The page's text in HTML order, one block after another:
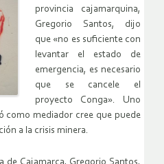
provincia cajamarquina,
Gregorio Santos, dijo
que «no es suficiente con
levantar el estado de
emergencia, es necesario
que se cancele el
proyecto Conga». Uno
como mediador cree que puede
a la crisis minera.